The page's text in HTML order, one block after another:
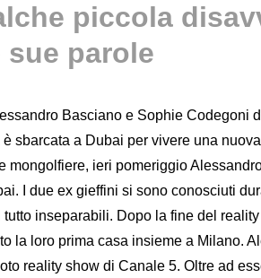
piccola
sue parole
Basciano e Sophie Codegoni
sbarcata a Dubai per vivere una
mongolfiere, ieri pomeriggio
I due ex gieffini si sono conosciuti
inseparabili. Dopo la fine del
la loro prima casa insieme a Milano.
reality show di Canale 5. Oltre ad